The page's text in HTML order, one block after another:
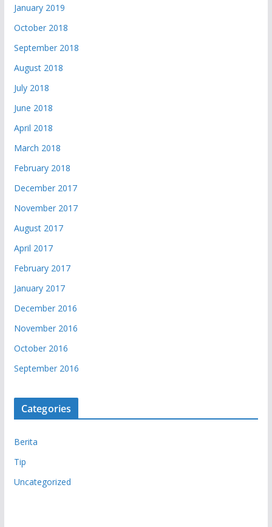
January 2019
October 2018
September 2018
August 2018
July 2018
June 2018
April 2018
March 2018
February 2018
December 2017
November 2017
August 2017
April 2017
February 2017
January 2017
December 2016
November 2016
October 2016
September 2016
Categories
Berita
Tip
Uncategorized